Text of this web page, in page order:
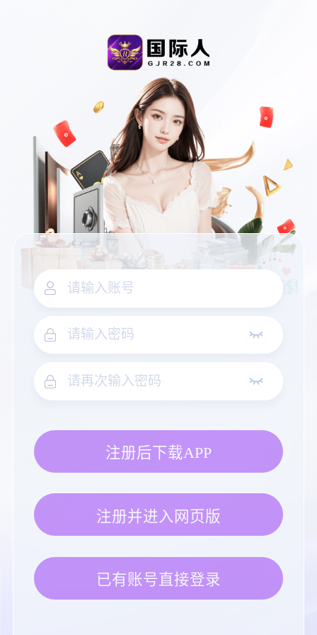
注册后下载APP
注册并进入网页版
已有账号直接登录